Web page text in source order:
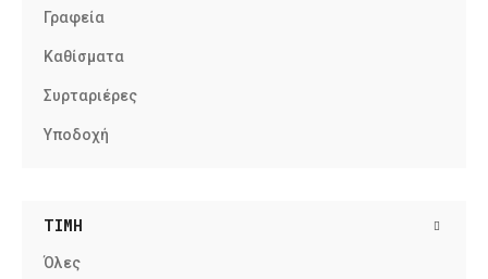
Γραφεία
Καθίσματα
Συρταριέρες
Υποδοχή
ΤΙΜΉ
Όλες